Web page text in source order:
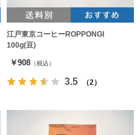
江戸東京コーヒーROPPONGI
100g(豆)
￥908 （税込）
3.5 （2）